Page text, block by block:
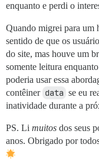
enquanto e perdi o
Quando migrei para um
sentido de que os
do site, mas houve um
somente leitura
poderia usar essa
contêiner data se eu
inatividade durante a
PS. Li muitos dos seus
anos. Obrigado por